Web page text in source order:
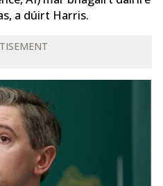
a dúirt Harris.